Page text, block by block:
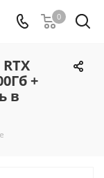
0
+
в